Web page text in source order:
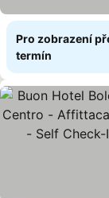
Pro zobrazení
termín